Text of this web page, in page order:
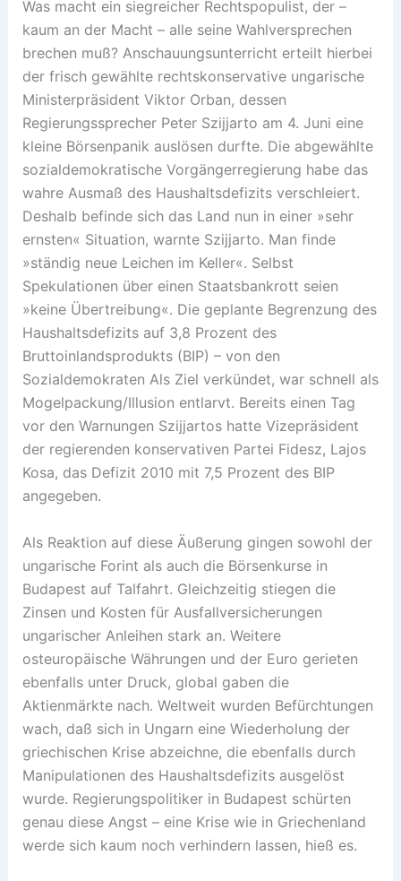
Was macht ein siegreicher Rechtspopulist, der –
kaum an der Macht – alle seine Wahlversprechen
brechen muß? Anschauungsunterricht erteilt hierbei
der frisch gewählte rechtskonservative ungarische
Ministerpräsident Viktor Orban, dessen
Regierungssprecher Peter Szijjarto am 4. Juni eine
kleine Börsenpanik auslösen durfte. Die abgewählte
sozialdemokratische Vorgängerregierung habe das
wahre Ausmaß des Haushaltsdefizits verschleiert.
Deshalb befinde sich das Land nun in einer »sehr
ernsten« Situation, warnte Szijjarto. Man finde
»ständig neue Leichen im Keller«. Selbst
Spekulationen über einen Staatsbankrott seien
»keine Übertreibung«. Die geplante Begrenzung des
Haushaltsdefizits auf 3,8 Prozent des
Bruttoinlandsprodukts (BIP) – von den
Sozialdemokraten Als Ziel verkündet, war schnell als
Mogelpackung/Illusion entlarvt. Bereits einen Tag
vor den Warnungen Szijjartos hatte Vizepräsident
der regierenden konservativen Partei Fidesz, Lajos
Kosa, das Defizit 2010 mit 7,5 Prozent des BIP
angegeben.
Als Reaktion auf diese Äußerung gingen sowohl der
ungarische Forint als auch die Börsenkurse in
Budapest auf Talfahrt. Gleichzeitig stiegen die
Zinsen und Kosten für Ausfallversicherungen
ungarischer Anleihen stark an. Weitere
osteuropäische Währungen und der Euro gerieten
ebenfalls unter Druck, global gaben die
Aktienmärkte nach. Weltweit wurden Befürchtungen
wach, daß sich in Ungarn eine Wiederholung der
griechischen Krise abzeichne, die ebenfalls durch
Manipulationen des Haushaltsdefizits ausgelöst
wurde. Regierungspolitiker in Budapest schürten
genau diese Angst – eine Krise wie in Griechenland
werde sich kaum noch verhindern lassen, hieß es.